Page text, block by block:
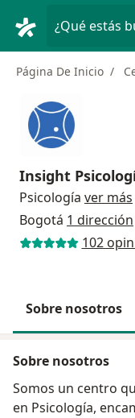
¿Qué estás
Página De Inicio
Insight
Psicología ver más
Bogotá 1 dirección
102
Sobre nosotros
Sobre nosotros
Somos un centro
en Psicología,